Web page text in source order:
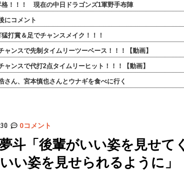
格！！！ 現在の中日ドラゴンズ1軍野手布陣
にコメント
打賞＆足でチャンスメイク！！！
ャンスで先制タイムリーツーベース！！！【動画】
ャンスで代打2点タイムリーヒット！！！【動画】
さん、宮本慎也さんとウナギを食べに行く
0コメント
斗「後輩がいい姿を見せて
い姿を見せられるように」